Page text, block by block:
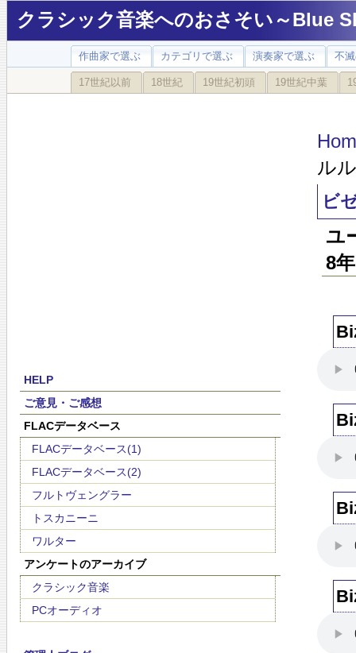
クラシック音楽へのおさそい～Blue
作曲家で選ぶ カテゴリで選ぶ 演奏家で選ぶ 不
17世紀以前 18世紀 19世紀初頭 19世紀中葉
HELP
ご意見・ご感想
FLACデータベース
FLACデータベース(1)
FLACデータベース(2)
フルトヴェングラー
トスカニーニ
ワルター
アンケートのアーカイブ
クラシック音楽
PCオーディオ
ル
ビ
ユ
8